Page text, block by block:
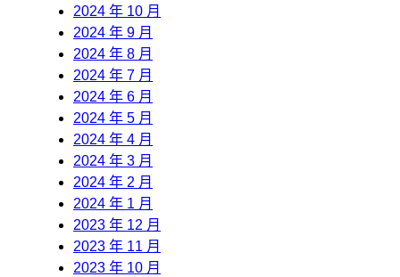
2024 年 10 月
2024 年 9 月
2024 年 8 月
2024 年 7 月
2024 年 6 月
2024 年 5 月
2024 年 4 月
2024 年 3 月
2024 年 2 月
2024 年 1 月
2023 年 12 月
2023 年 11 月
2023 年 10 月